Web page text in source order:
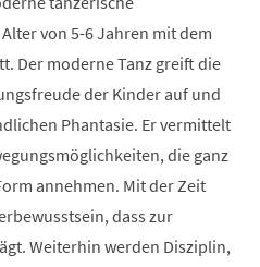
von 5-6 Jahren mit dem
Der moderne Tanz greift die
der Kinder auf und
Phantasie. Er vermittelt
die ganz
annehmen. Mit der Zeit
dass zur
Weiterhin werden Disziplin,